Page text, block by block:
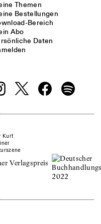
Themen
Bestellungen
Bereich
Abo
Daten
Kurt